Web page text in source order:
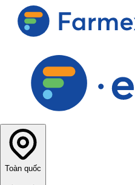
Toàn quốc